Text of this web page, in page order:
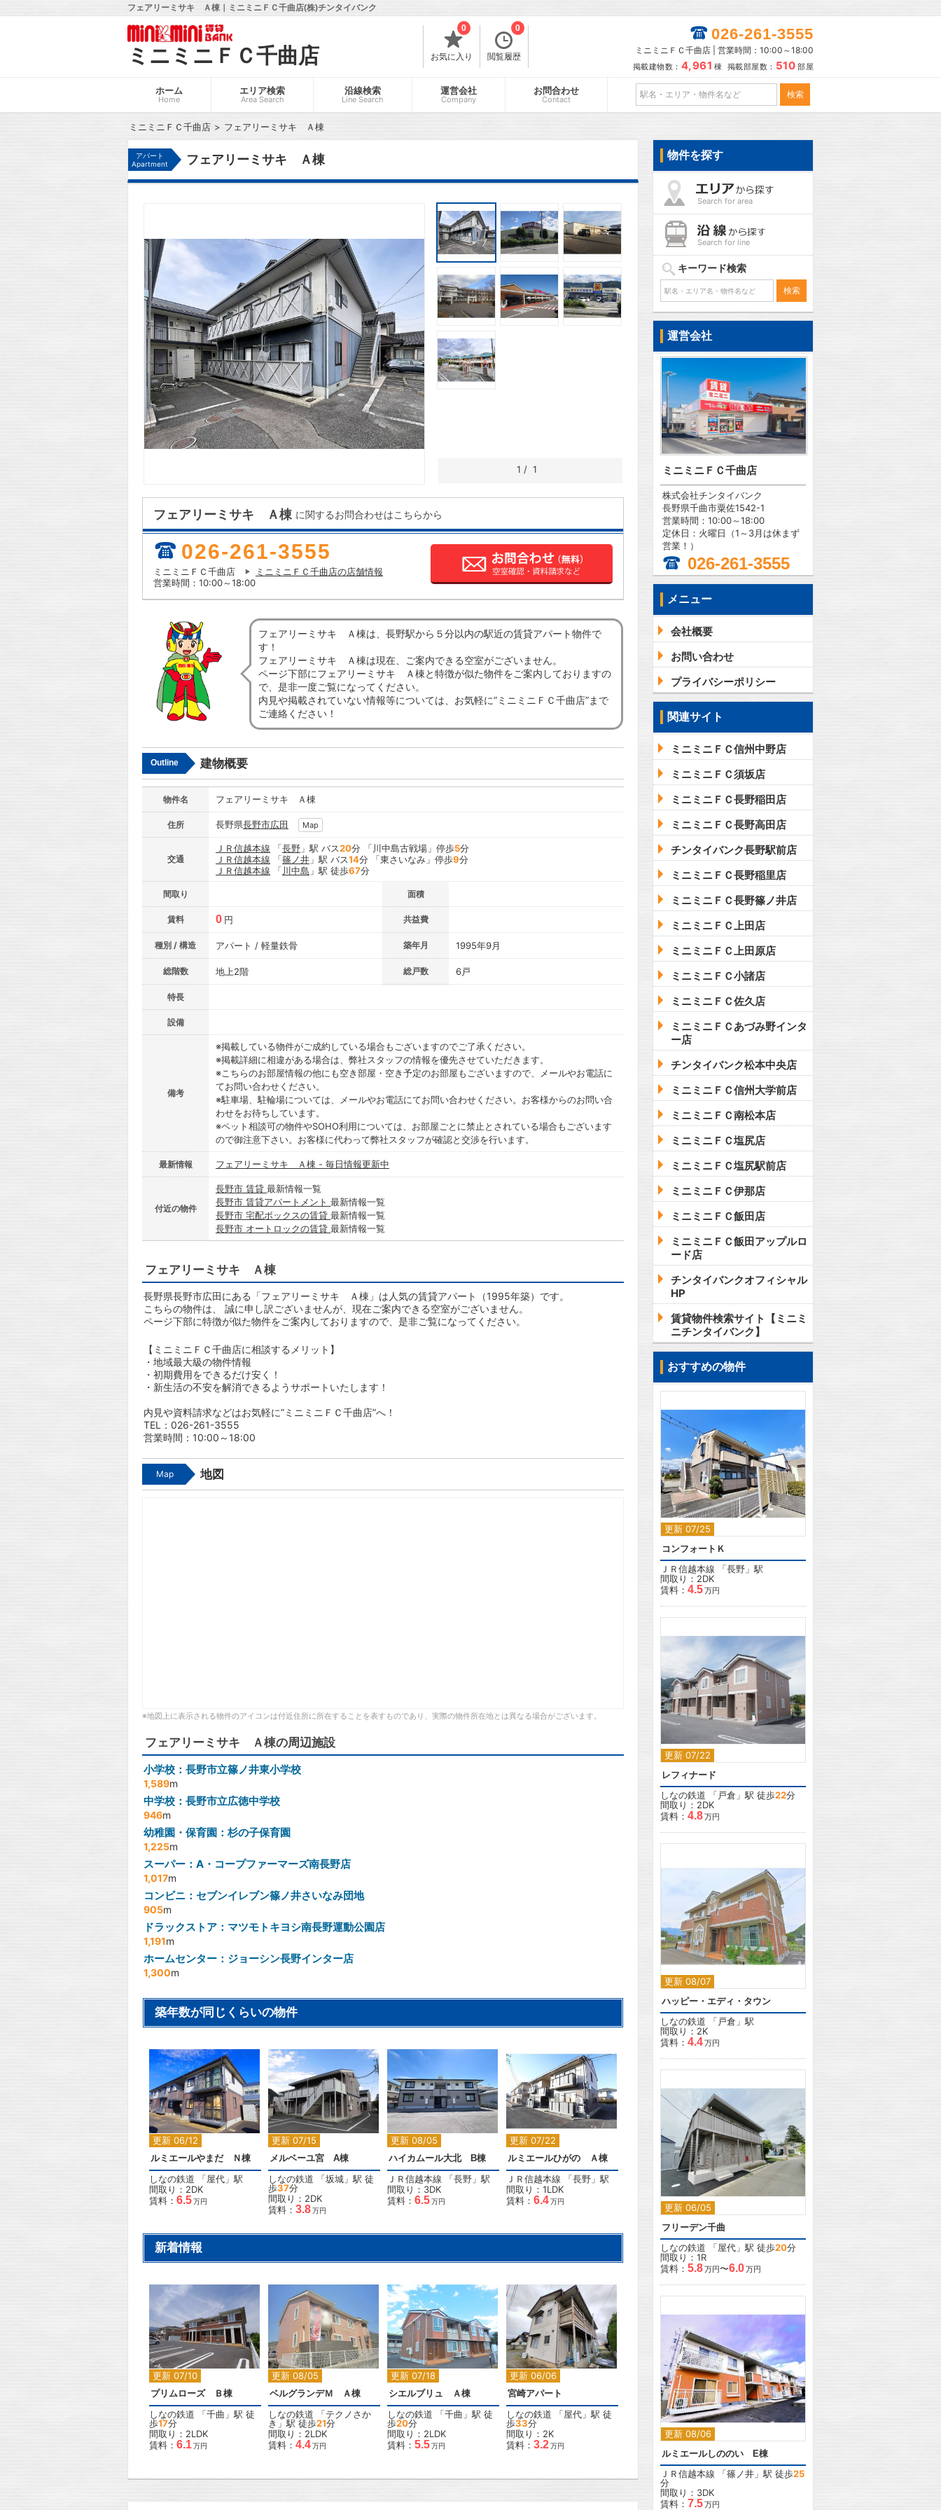
フェアリーミサキ Ａ棟｜ミニミニＦＣ千曲店(株)チンタイバンク
ミニミニＦＣ千曲店 お気に入り
0
閲覧履歴
0 026-261-3555
ミニミニＦＣ千曲店 | 営業時間：10:00～18:00
掲載建物数： 4,961 棟 掲載部屋数： 510 部屋
ホーム
Home
エリア検索
Area Search
沿線検索
Line Search
運営会社
Company
お問合わせ
Contact
ミニミニＦＣ千曲店 フェアリーミサキ Ａ棟
アパート
Apartment
フェアリーミサキ Ａ棟
1 / 1
フェアリーミサキ Ａ棟 に関するお問合わせはこちらから
026-261-3555
ミニミニＦＣ千曲店
ミニミニＦＣ千曲店の店舗情報
営業時間：10:00～18:00
フェアリーミサキ Ａ棟は、長野駅から５分以内の駅近の賃貸アパート物件で
す！
フェアリーミサキ Ａ棟は現在、ご案内できる空室がございません。
ページ下部にフェアリーミサキ Ａ棟と特徴が似た物件をご案内しておりますの
で、是非一度ご覧になってください。
内見や掲載されていない情報等については、お気軽に”ミニミニＦＣ千曲店”まで
ご連絡ください！
Outline 建物概要
物件名 フェアリーミサキ Ａ棟
住所 長野県長野市広田 Map
交通
ＪＲ信越本線 「長野 」駅 バス20分 「川中島古戦場」停歩5分
ＪＲ信越本線 「篠ノ井 」駅 バス14分 「東さいなみ」停歩9分
ＪＲ信越本線 「川中島 」駅 徒歩67分
間取り 面積
賃料 0 円 共益費
種別 / 構造 アパート / 軽量鉄骨 築年月 1995年9月
総階数 地上2階 総戸数 6戸
特長
設備
備考
※掲載している物件がご成約している場合もございますのでご了承ください。
※掲載詳細に相違がある場合は、弊社スタッフの情報を優先させていただきます。
※こちらのお部屋情報の他にも空き部屋・空き予定のお部屋もございますので、メールやお電話に
てお問い合わせください。
※駐車場、駐輪場については、メールやお電話にてお問い合わせください。お客様からのお問い合
わせをお待ちしています。
※ペット相談可の物件やSOHO利用については、お部屋ごとに禁止とされている場合もございます
ので御注意下さい。お客様に代わって弊社スタッフが確認と交渉を行います。
最新情報 フェアリーミサキ Ａ棟 - 毎日情報更新中
付近の物件
長野市 賃貸 最新情報一覧
長野市 賃貸アパートメント 最新情報一覧
長野市 宅配ボックスの賃貸 最新情報一覧
長野市 オートロックの賃貸 最新情報一覧
フェアリーミサキ Ａ棟
長野県長野市広田にある「フェアリーミサキ Ａ棟」は人気の賃貸アパート（1995年築）です。
こちらの物件は、 誠に申し訳ございませんが、現在ご案内できる空室がございません。
ページ下部に特徴が似た物件をご案内しておりますので、是非ご覧になってください。
【ミニミニＦＣ千曲店に相談するメリット】
・地域最大級の物件情報
・初期費用をできるだけ安く！
・新生活の不安を解消できるようサポートいたします！
内見や資料請求などはお気軽に”ミニミニＦＣ千曲店”へ！
TEL：026-261-3555
営業時間：10:00～18:00
Map 地図
※地図上に表示される物件のアイコンは付近住所に所在することを表すものであり、実際の物件所在地とは異なる場合がございます。
フェアリーミサキ Ａ棟の周辺施設
小学校：長野市立篠ノ井東小学校
1,589m
中学校：長野市立広徳中学校
946m
幼稚園・保育園：杉の子保育園
1,225m
スーパー：A・コープファーマーズ南長野店
1,017m
コンビニ：セブンイレブン篠ノ井さいなみ団地
905m
ドラックストア：マツモトキヨシ南長野運動公園店
1,191m
ホームセンター：ジョーシン長野インター店
1,300m
築年数が同じくらいの物件
更新 06/12
2
ルミエールやまだ Ｎ棟
しなの鉄道 「屋代 」駅
間取り：2DK
賃料： 6.5万円
更新 07/15
2
メルベーユ宮 A棟
しなの鉄道 「坂城 」駅 徒
歩37分
間取り：2DK
賃料： 3.8万円
更新 08/05
2
ハイカムール大北 B棟
ＪＲ信越本線 「長野 」駅
間取り：3DK
賃料： 6.5万円
更新 07/22
2
ルミエールひがの Ａ棟
ＪＲ信越本線 「長野 」駅
間取り：1LDK
賃料： 6.4万円
新着情報
更新 07/10
2
プリムローズ Ｂ棟
しなの鉄道 「千曲 」駅 徒
歩17分
間取り：2LDK
賃料： 6.1万円
更新 08/05
2
ベルグランデＭ Ａ棟
しなの鉄道 「テクノさか
き 」駅 徒歩21分
間取り：2LDK
賃料： 4.4万円
更新 07/18
2
シエルブリュ Ａ棟
しなの鉄道 「千曲 」駅 徒
歩20分
間取り：2LDK
賃料： 5.5万円
更新 06/06
2
宮崎アパート
しなの鉄道 「屋代 」駅 徒
歩33分
間取り：2K
賃料： 3.2万円
物件を探す
Search for area
Search for line
キーワード検索
運営会社
ミニミニＦＣ千曲店
株式会社チンタイバンク
長野県千曲市粟佐1542-1
営業時間：10:00～18:00
定休日：火曜日（1～3月は休まず
営業！）
026-261-3555
メニュー
会社概要
お問い合わせ
プライバシーポリシー
関連サイト
ミニミニＦＣ信州中野店
ミニミニＦＣ須坂店
ミニミニＦＣ長野稲田店
ミニミニＦＣ長野高田店
チンタイバンク長野駅前店
ミニミニＦＣ長野稲里店
ミニミニＦＣ長野篠ノ井店
ミニミニＦＣ上田店
ミニミニＦＣ上田原店
ミニミニＦＣ小諸店
ミニミニＦＣ佐久店
ミニミニＦＣあづみ野インタ
ー店
チンタイバンク松本中央店
ミニミニＦＣ信州大学前店
ミニミニＦＣ南松本店
ミニミニＦＣ塩尻店
ミニミニＦＣ塩尻駅前店
ミニミニＦＣ伊那店
ミニミニＦＣ飯田店
ミニミニＦＣ飯田アップルロ
ード店
チンタイバンクオフィシャル
HP
賃貸物件検索サイト【ミニミ
ニチンタイバンク】
おすすめの物件
更新 07/25
2
コンフォートＫ
ＪＲ信越本線 「長野 」駅
間取り：2DK
賃料： 4.5万円
更新 07/22
2
レフィナード
しなの鉄道 「戸倉 」駅 徒歩22分
間取り：2DK
賃料： 4.8万円
更新 08/07
2
ハッピー・エディ・タウン
しなの鉄道 「戸倉 」駅
間取り：2K
賃料： 4.4万円
更新 06/05
2
フリーデン千曲
しなの鉄道 「屋代 」駅 徒歩20分
間取り：1R
賃料： 5.8万円〜6.0万円
更新 08/06
2
ルミエールしののい E棟
ＪＲ信越本線 「篠ノ井 」駅 徒歩25
分
間取り：3DK
賃料： 7.5万円